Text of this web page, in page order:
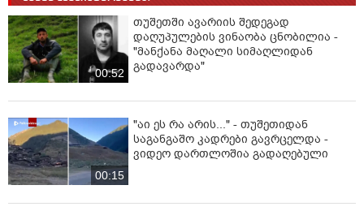
00:52
თუშეთში ავარიის შედეგად
დაღუპულების ვინაობა ცნობილია -
"მანქანა მაღალი სიმაღლიდან
გადავარდა"
00:15
"აი ეს რა არის..." - თუშეთიდან
საგანგაშო კადრები გავრცელდა -
ვიდეო დართლოშია გადაღებული